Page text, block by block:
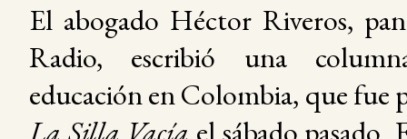
El abogado Héctor Riveros,
Radio, escribió una
educación en Colombia, que fue